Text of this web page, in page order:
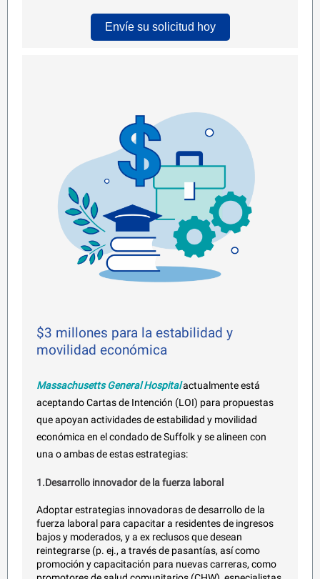
Envíe su solicitud hoy
$3 millones para la estabilidad y
movilidad económica
Massachusetts General Hospitalactualmente está
aceptando Cartas de Intención (LOI) para propuestas
que apoyan actividades de estabilidad y movilidad
económica en el condado de Suffolk y se alineen con
una o ambas de estas estrategias:
1.Desarrollo innovador de la fuerza laboral
Adoptar estrategias innovadoras de desarrollo de la
fuerza laboral para capacitar a residentes de ingresos
bajos y moderados, y a ex reclusos que desean
reintegrarse (p. ej., a través de pasantías, así como
promoción y capacitación para nuevas carreras, como